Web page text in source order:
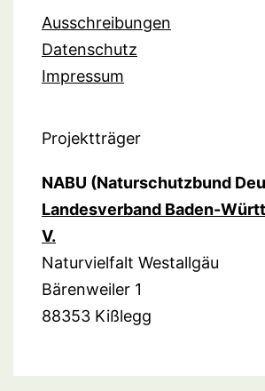
Ausschreibungen
Datenschutz
Impressum
Projektträger
NABU (Naturschutzbund
Landesverband Baden-
V.
Naturvielfalt Westallgäu
Bärenweiler 1
88353 Kißlegg